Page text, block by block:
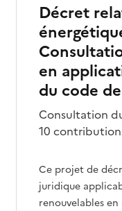
Décret
en
du code
Consultation
10
Ce projet de
juridique
renouvelables en